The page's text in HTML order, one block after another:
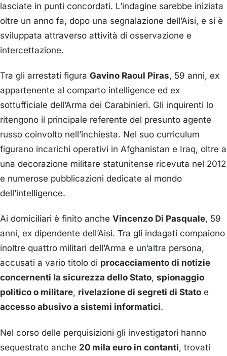
lasciate in punti concordati. L’indagine sarebbe iniziata
oltre un anno fa, dopo una segnalazione dell’Aisi, e si è
sviluppata attraverso attività di osservazione e
intercettazione.
Tra gli arrestati figura Gavino Raoul Piras, 59 anni, ex
appartenente al comparto intelligence ed ex
sottufficiale dell’Arma dei Carabinieri. Gli inquirenti lo
ritengono il principale referente del presunto agente
russo coinvolto nell’inchiesta. Nel suo curriculum
figurano incarichi operativi in Afghanistan e Iraq, oltre a
una decorazione militare statunitense ricevuta nel 2012
e numerose pubblicazioni dedicate al mondo
dell’intelligence.
Ai domiciliari è finito anche Vincenzo Di Pasquale, 59
anni, ex dipendente dell’Aisi. Tra gli indagati compaiono
inoltre quattro militari dell’Arma e un’altra persona,
accusati a vario titolo di procacciamento di notizie
concernenti la sicurezza dello Stato, spionaggio
politico o militare, rivelazione di segreti di Stato e
accesso abusivo a sistemi informatici.
Nel corso delle perquisizioni gli investigatori hanno
sequestrato anche 20 mila euro in contanti, trovati